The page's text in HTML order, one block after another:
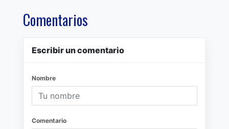
Comentarios
Escribir un comentario
Nombre
Comentario